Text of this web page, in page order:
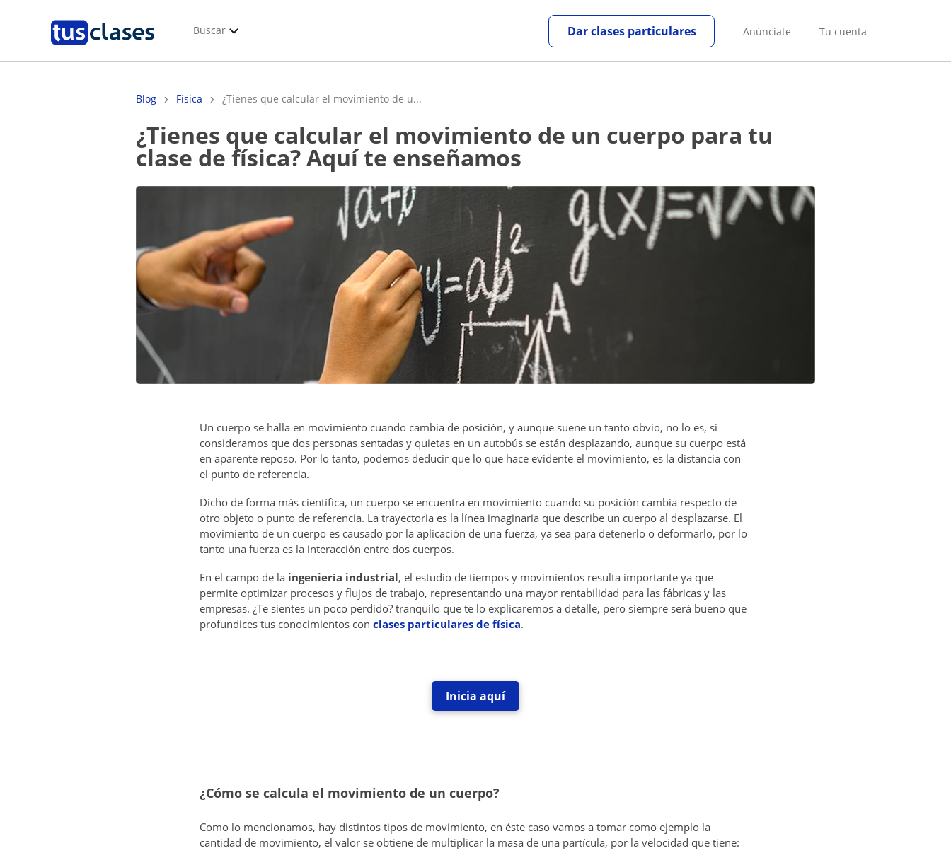
Buscar Anúnciate Tu cuenta
Dar clases particulares
Blog Física ¿Tienes que calcular el movimiento de u...
¿Tienes que calcular el movimiento de un cuerpo para tu
clase de física? Aquí te enseñamos
Un cuerpo se halla en movimiento cuando cambia de posición, y aunque suene un tanto obvio, no lo es, si
consideramos que dos personas sentadas y quietas en un autobús se están desplazando, aunque su cuerpo está
en aparente reposo. Por lo tanto, podemos deducir que lo que hace evidente el movimiento, es la distancia con
el punto de referencia.
Dicho de forma más científica, un cuerpo se encuentra en movimiento cuando su posición cambia respecto de
otro objeto o punto de referencia. La trayectoria es la línea imaginaria que describe un cuerpo al desplazarse. El
movimiento de un cuerpo es causado por la aplicación de una fuerza, ya sea para detenerlo o deformarlo, por lo
tanto una fuerza es la interacción entre dos cuerpos.
En el campo de la ingeniería industrial, el estudio de tiempos y movimientos resulta importante ya que
permite optimizar procesos y flujos de trabajo, representando una mayor rentabilidad para las fábricas y las
empresas. ¿Te sientes un poco perdido? tranquilo que te lo explicaremos a detalle, pero siempre será bueno que
profundices tus conocimientos con clases particulares de física.
Inicia aquí
¿Cómo se calcula el movimiento de un cuerpo?
Como lo mencionamos, hay distintos tipos de movimiento, en éste caso vamos a tomar como ejemplo la
cantidad de movimiento, el valor se obtiene de multiplicar la masa de una partícula, por la velocidad que tiene: